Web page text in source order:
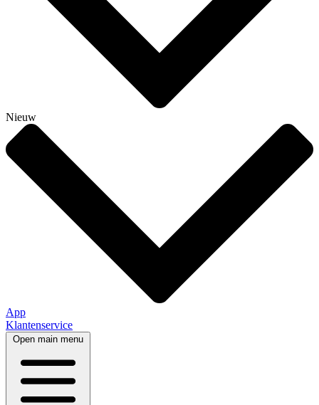
Nieuw
App
Klantenservice
Open main menu